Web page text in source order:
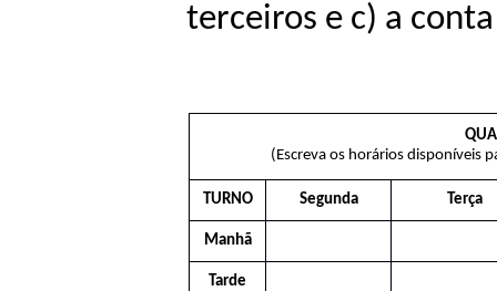
terceiros e c) a
(Escreva os horários disponíveis
TURNO Segunda Terça
Manhã
Tarde